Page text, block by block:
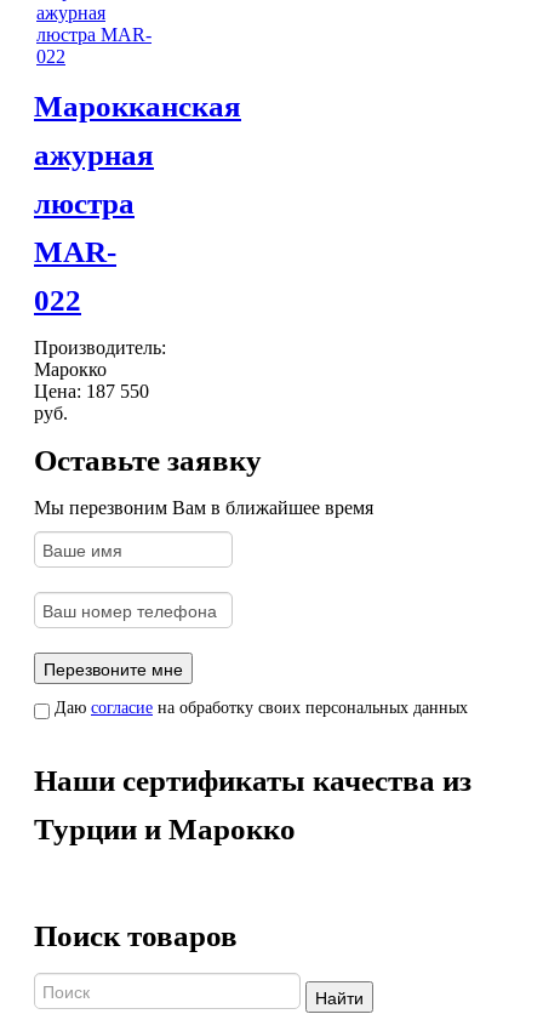
Марокканская
ажурная
люстра
MAR-
022
Производитель:
Марокко
Цена: 187 550
руб.
Оставьте заявку
Мы перезвоним Вам в ближайшее время
Даю согласие на обработку своих персональных данных
Наши сертификаты качества из
Турции и Марокко
Поиск товаров
Найти